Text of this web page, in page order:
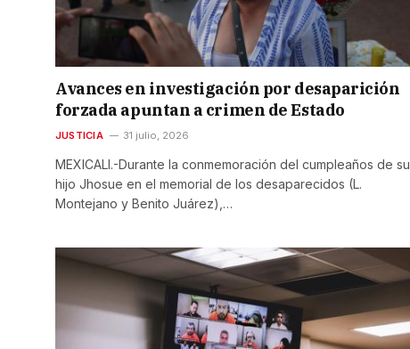
Avances en investigación por desaparición
forzada apuntan a crimen de Estado
JUSTICIA 31 julio, 2026
MEXICALI.-Durante la conmemoración del cumpleaños de su
hijo Jhosue en el memorial de los desaparecidos (L.
Montejano y Benito Juárez),…